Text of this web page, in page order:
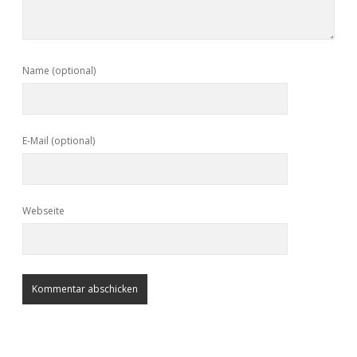
Name (optional)
E-Mail (optional)
Webseite